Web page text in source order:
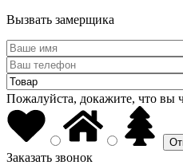
Вызвать замерщика
Пожалуйста, докажите, что вы
Заказать звонок